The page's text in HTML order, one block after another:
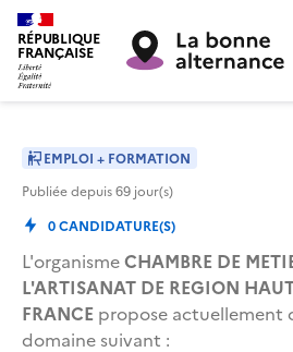
RÉPUBLIQUE
FRANÇAISE
EMPLOI + FORMATION
Publiée depuis69 jour(s)
0CANDIDATURE(S)
L'organismeCHAMBRE DE
L'ARTISANAT DE REGION
FRANCE propose actuellement
domaine suivant :